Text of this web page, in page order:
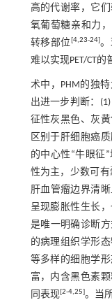
高的代谢率，它
氧葡萄糖亲和力
转移部位[4,23-24]。
难以实现PET/CT的
术中，PHM的独
出进一步判断：
征性灰黑色、灰
区别于肝细胞癌
的中心性“牛眼征
性为主，少数可有
肝血管瘤边界清
呈现膨胀性生长
是唯一明确诊断
的病理组织学形
等多样的细胞学
富，内含黑色素
同表现[2-4,25]。当